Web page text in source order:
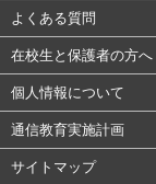
よくある質問
在校生と保護者の方へ
個人情報について
通信教育実施計画
サイトマップ